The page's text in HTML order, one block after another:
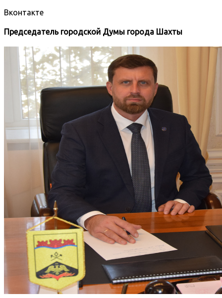
Вконтакте
Председатель городской Думы города Шахты